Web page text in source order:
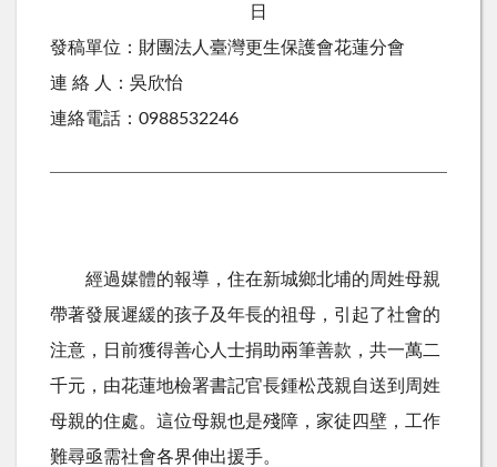
日
發稿單位：財團法人臺灣更生保護會花蓮分會
連 絡 人：吳欣怡
連絡電話：0988532246
經過媒體的報導，住在新城鄉北埔的周姓母親
帶著發展遲緩的孩子及年長的祖母，引起了社會的
注意，日前獲得善心人士捐助兩筆善款，共一萬二
千元，由花蓮地檢署書記官長鍾松茂親自送到周姓
母親的住處。這位母親也是殘障，家徒四壁，工作
難尋亟需社會各界伸出援手。